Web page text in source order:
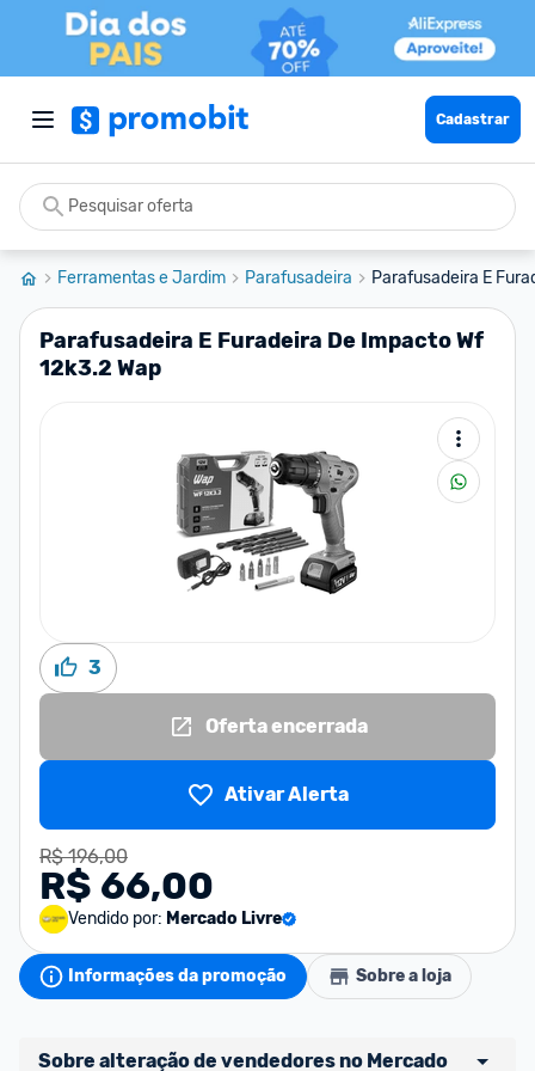
Cadastrar
Ferramentas e Jardim Parafusadeira Parafusadeira E
Parafusadeira E Furadeira De Impacto Wf
12k3.2 Wap
3
Oferta encerrada
Ativar Alerta
R$ 196,00
R$ 66,00
Vendido por: Mercado Livre
Informações da promoção Sobre a loja
Sobre alteração de vendedores no Mercado